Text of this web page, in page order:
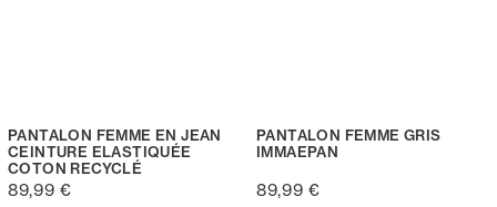
PANTALON FEMME EN JEAN
CEINTURE ELASTIQUÉE
COTON RECYCLÉ
89,99 €
PANTALON FEMME GRIS
IMMAEPAN
89,99 €